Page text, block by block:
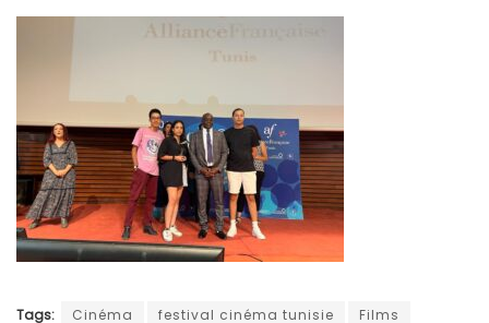
Tags: Cinéma festival cinéma tunisie Films